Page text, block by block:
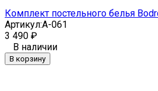
Комплект постельного белья
Артикул:A-061
3 490 ₽
В наличии
В корзину